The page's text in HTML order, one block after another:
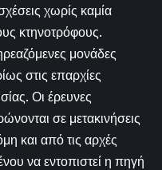
χωρίς καμία
κτηνοτρόφους.
μονάδες
στις επαρχίες
Οι έρευνες
σε μετακινήσεις
και από τις αρχές
να εντοπιστεί η πηγή